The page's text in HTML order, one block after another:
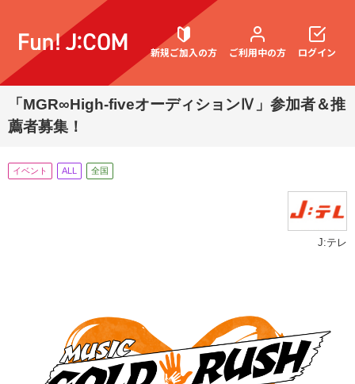
新規ご加入の方 ご利用中の方 ログイン
「MGR∞High-fiveオーディションⅣ」参加者＆推
薦者募集！
イベント ALL 全国
J:テレ